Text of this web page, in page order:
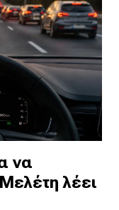
να
λέει